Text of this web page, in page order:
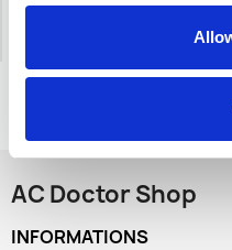
AC Doctor Shop
INFORMATIONS